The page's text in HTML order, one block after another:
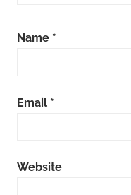
Name *
Email *
Website